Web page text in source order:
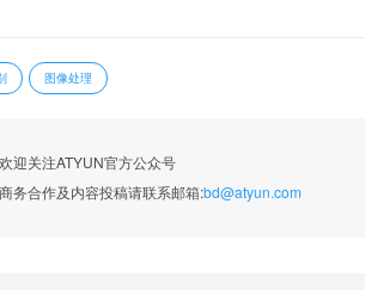
图像处理
欢迎关注ATYUN官方公众号
商务合作及内容投稿请联系邮箱:bd@atyun.com